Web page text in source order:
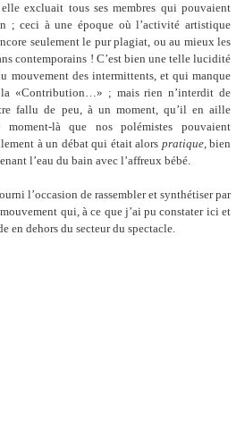
excluait tous ses membres qui pouvaient
; ceci à une époque où l’activité artistique
seulement le pur plagiat, ou au mieux les
contemporains ! C’est bien une telle lucidité
mouvement des intermittents, et qui manque
la «Contribution…» ; mais rien n’interdit de
fallu de peu, à un moment, qu’il en aille
là que nos polémistes pouvaient
à un débat qui était alors pratique, bien
l’eau du bain avec l’affreux bébé.
l’occasion de rassembler et synthétiser par
qui, à ce que j’ai pu constater ici et
en dehors du secteur du spectacle.